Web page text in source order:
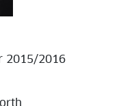
2015/2016